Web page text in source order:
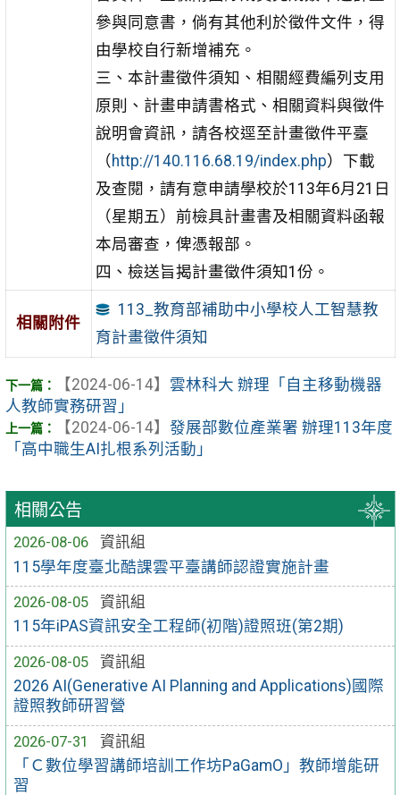
相關公告
2026-08-06
資訊組
115學年度臺北酷課雲平臺講師認證實施計畫
2026-08-05
資訊組
115年iPAS資訊安全工程師(初階)證照班(第2期)
2026-08-05
資訊組
2026 AI(Generative AI Planning and Applications)國際
證照教師研習營
2026-07-31
資訊組
「Ｃ數位學習講師培訓工作坊PaGamO」教師增能研
習
參與同意書，倘有其他利於徵件文件，得
由學校自行新增補充。
三、本計畫徵件須知、相關經費編列支用
原則、計畫申請書格式、相關資料與徵件
說明會資訊，請各校逕至計畫徵件平臺
（ http://140.116.68.19/index.php）下載
及查閱，請有意申請學校於113年6月21日
（星期五）前檢具計畫書及相關資料函報
本局審查，俾憑報部。
四、檢送旨揭計畫徵件須知1份。
相關附件
113_教育部補助中小學校人工智慧教
育計畫徵件須知
【2024-06-14】 雲林科大 辦理「自主移動機器
人教師實務研習」
【2024-06-14】 發展部數位產業署 辦理113年度
「高中職生AI扎根系列活動」